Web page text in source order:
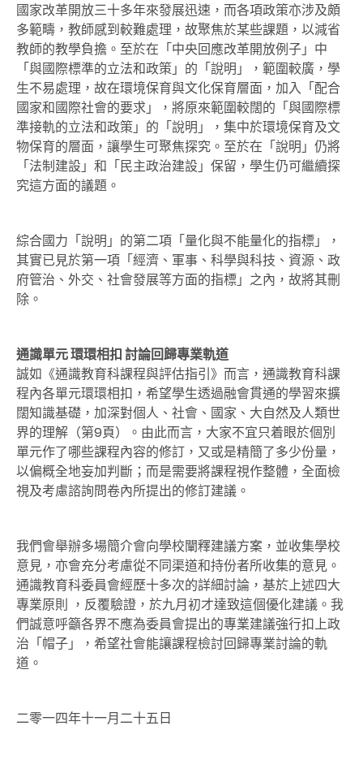
國家改革開放三十多年來發展迅速，而各項政策亦涉及頗
多範疇，教師感到較難處理，故聚焦於某些課題，以減省
教師的教學負擔。至於在「中央回應改革開放例子」中
「與國際標準的立法和政策」的「說明」，範圍較廣，學
生不易處理，故在環境保育與文化保育層面，加入「配合
國家和國際社會的要求」，將原來範圍較闊的「與國際標
準接軌的立法和政策」的「說明」，集中於環境保育及文
物保育的層面，讓學生可聚焦探究。至於在「說明」仍將
「法制建設」和「民主政治建設」保留，學生仍可繼續探
究這方面的議題。
綜合國力「說明」的第二項「量化與不能量化的指標」，
其實已見於第一項「經濟、軍事、科學與科技、資源、政
府管治、外交、社會發展等方面的指標」之內，故將其刪
除。
通識單元 環環相扣 討論回歸專業軌道
誠如《通識教育科課程與評估指引》而言，通識教育科課
程內各單元環環相扣，希望學生透過融會貫通的學習來擴
闊知識基礎，加深對個人、社會、國家、大自然及人類世
界的理解（第9頁）。由此而言，大家不宜只着眼於個別
單元作了哪些課程內容的修訂，又或是精簡了多少份量，
以偏概全地妄加判斷；而是需要將課程視作整體，全面檢
視及考慮諮詢問卷內所提出的修訂建議。
我們會舉辦多場簡介會向學校闡釋建議方案，並收集學校
意見，亦會充分考慮從不同渠道和持份者所收集的意見。
通識教育科委員會經歷十多次的詳細討論，基於上述四大
專業原則 ，反覆驗證，於九月初才達致這個優化建議。我
們誠意呼籲各界不應為委員會提出的專業建議強行扣上政
治「帽子」，希望社會能讓課程檢討回歸專業討論的軌
道。
二零一四年十一月二十五日